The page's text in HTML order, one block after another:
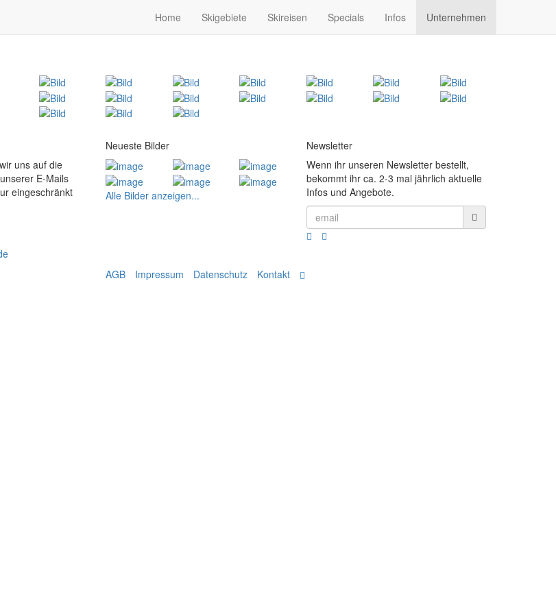
Home Skigebiete Skireisen Specials Infos Unternehmen
uns auf die
E-Mails
eingeschränkt
Neueste Bilder
Alle Bilder anzeigen...
Newsletter
Wenn ihr unseren Newsletter bestellt,
bekommt ihr ca. 2-3 mal jährlich aktuelle
Infos und Angebote.
AGB Impressum Datenschutz Kontakt